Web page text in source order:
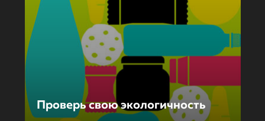
Проверь свою экологичность